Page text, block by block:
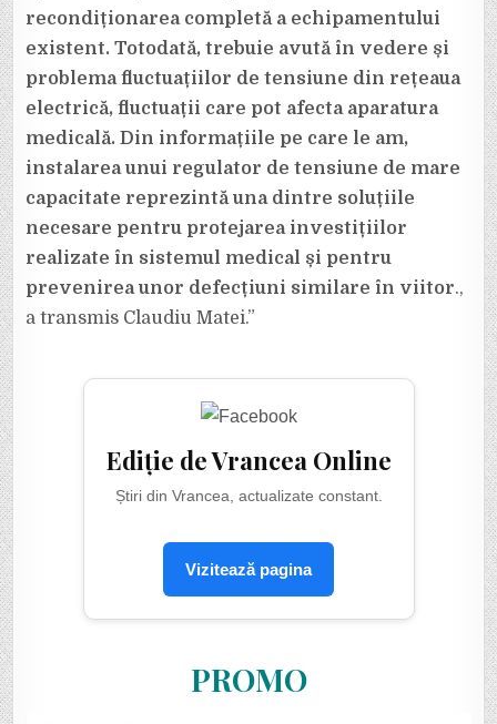
recondiționarea completă a echipamentului
existent. Totodată, trebuie avută în vedere și
problema fluctuațiilor de tensiune din rețeaua
electrică, fluctuații care pot afecta aparatura
medicală. Din informațiile pe care le am,
instalarea unui regulator de tensiune de mare
capacitate reprezintă una dintre soluțiile
necesare pentru protejarea investițiilor
realizate în sistemul medical și pentru
prevenirea unor defecțiuni similare în viitor.,
a transmis Claudiu Matei.”
Ediție de Vrancea Online
Știri din Vrancea, actualizate constant.
Vizitează pagina
PROMO